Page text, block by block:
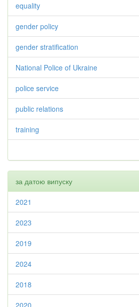
equality
gender policy
gender stratification
National Police of Ukraine
police service
public relations
training
за датою випуску
2021
2023
2019
2024
2018
2020